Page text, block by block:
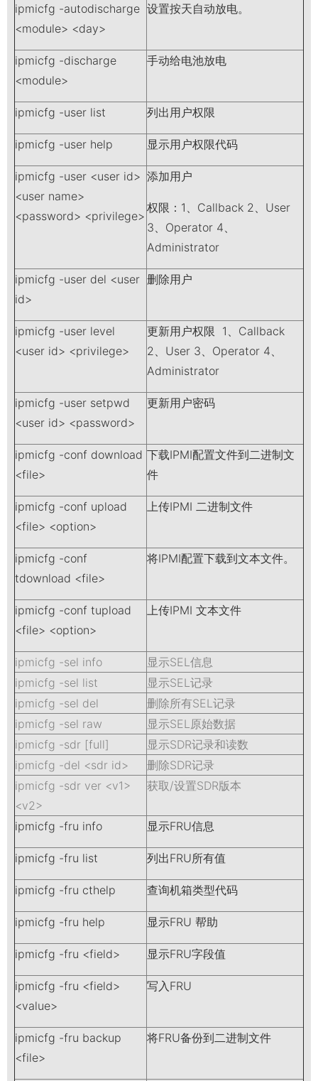
ipmicfg -autodischarge
<module> <day>
设置按天自动放电。
ipmicfg -discharge
<module>
手动给电池放电
ipmicfg -user list 列出用户权限
ipmicfg -user help 显示用户权限代码
ipmicfg -user <user id>
<user name>
<password> <privilege>
添加用户
权限：1、Callback 2、User
3、Operator 4、
Administrator
ipmicfg -user del <user
id>
删除用户
ipmicfg -user level
<user id> <privilege>
更新用户权限 1、Callback
2、User 3、Operator 4、
Administrator
ipmicfg -user setpwd
<user id> <password>
更新用户密码
ipmicfg -conf download
<file>
下载IPMI配置文件到二进制文
件
ipmicfg -conf upload
<file> <option>
上传IPMI 二进制文件
ipmicfg -conf
tdownload <file>
将IPMI配置下载到文本文件。
ipmicfg -conf tupload
<file> <option>
上传IPMI 文本文件
ipmicfg -sel info
显示SEL信息
ipmicfg -sel list
显示SEL记录
ipmicfg -sel del
删除所有SEL记录
ipmicfg -sel raw
显示SEL原始数据
ipmicfg -sdr [full]
显示SDR记录和读数
ipmicfg -del <sdr id>
删除SDR记录
ipmicfg -sdr ver <v1>
<v2>
获取/设置SDR版本
ipmicfg -fru info 显示FRU信息
ipmicfg -fru list 列出FRU所有值
ipmicfg -fru cthelp 查询机箱类型代码
ipmicfg -fru help 显示FRU 帮助
ipmicfg -fru <field> 显示FRU字段值
ipmicfg -fru <field>
<value>
写入FRU
ipmicfg -fru backup
<file>
将FRU备份到二进制文件